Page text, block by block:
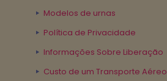
Modelos de urnas
Política de Privacidade
Informações Sobre Liberação
Custo de um Transporte Aéreo